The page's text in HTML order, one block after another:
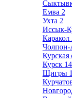
Емва 2
Ухта 2
Иссык-
Каракол
Чолпон-
Курская
Курск 14
Щигры 1